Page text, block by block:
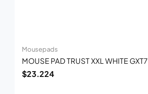
Mousepads
MOUSE PAD TRUST XXL WHITE GXT7
$23.224